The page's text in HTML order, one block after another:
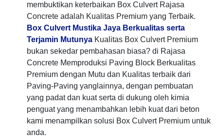
membuktikan keterbaikan Box Culvert Rajasa
Concrete adalah Kualitas Premium yang Terbaik.
Box Culvert Mustika Jaya Berkualitas serta
Terjamin Mutunya Kualitas Box Culvert Premium
bukan sekedar pembahasan biasa? di Rajasa
Concrete Memproduksi Paving Block Berkualitas
Premium dengan Mutu dan Kualitas terbaik dari
Paving-Paving yanglainnya, dengan pembuatan
yang padat dan kuat serta di dukung oleh kimia
penguat yang menambahkan lebih kuat dari beton
kami menampilkan solusi Box Culvert Premium untuk
anda.